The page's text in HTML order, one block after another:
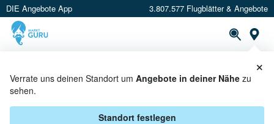
DIE Angebote App 3.807.577 Flugblätter & Angebote
Verrate uns deinen Standort um Angebote in deiner Nähe zu
sehen.
Standort festlegen
×
ESKIMO BEI BILLA - ANGEBOTE &